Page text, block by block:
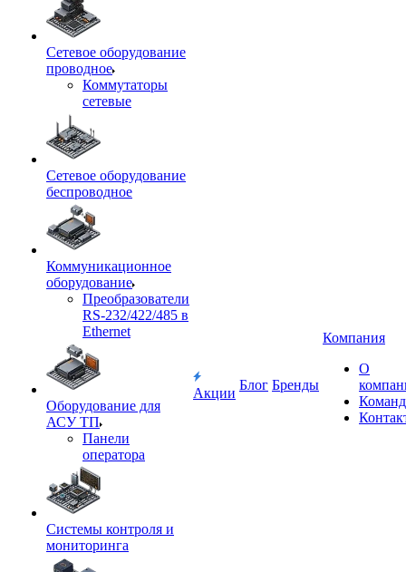
Сетевое оборудование
проводное
Коммутаторы
сетевые
Сетевое оборудование
беспроводное
Коммуникационное
оборудование
Преобразователи
RS-232/422/485 в
Ethernet
Оборудование для
АСУ ТП
Панели
оператора
Системы контроля и
мониторинга
Акции
Блог Бренды
Компания
О